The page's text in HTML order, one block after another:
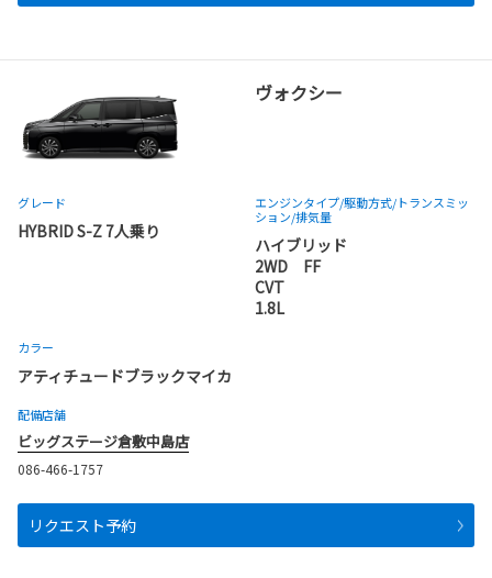
ヴォクシー
グレード
HYBRID S-Z 7人乗り
エンジンタイプ/駆動方式/トランスミッ
ション/排気量
ハイブリッド
2WD FF
CVT
1.8L
カラー
アティチュードブラックマイカ
配備店舗
ビッグステージ倉敷中島店
086-466-1757
リクエスト予約